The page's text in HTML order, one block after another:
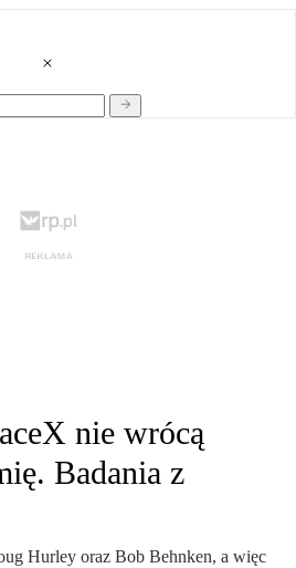
nie wrócą
Badania z
Hurley oraz Bob Behnken, a więc